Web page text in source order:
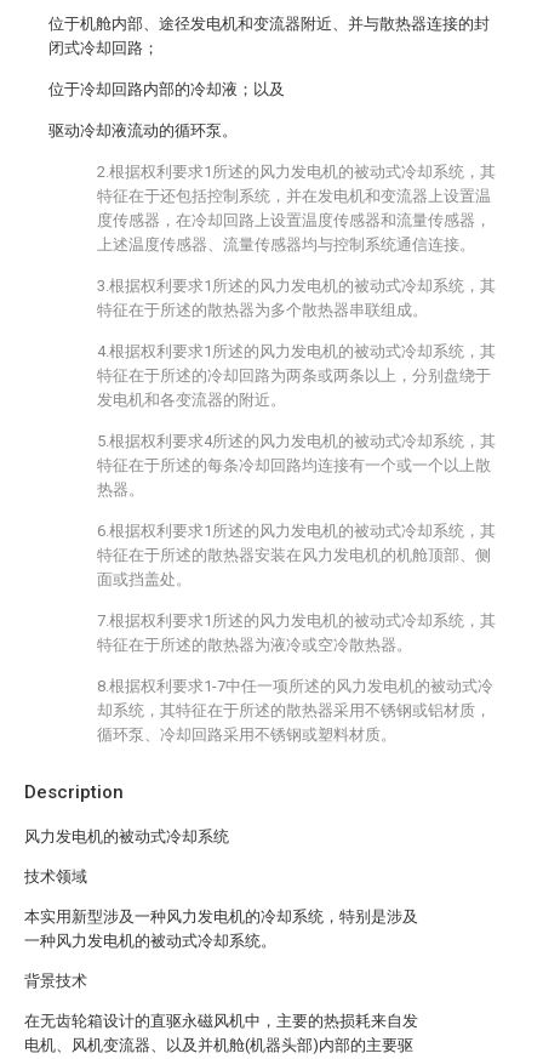
Description
风力发电机的被动式冷却系统
技术领域
本实用新型涉及一种风力发电机的冷却系统，特别是涉及
一种风力发电机的被动式冷却系统。
背景技术
在无齿轮箱设计的直驱永磁风机中，主要的热损耗来自发
电机、风机变流器、以及并机舱(机器头部)内部的主要驱
位于机舱内部、途径发电机和变流器附近、并与散热器连接的封
闭式冷却回路；
位于冷却回路内部的冷却液；以及
驱动冷却液流动的循环泵。
2.根据权利要求1所述的风力发电机的被动式冷却系统，其
特征在于还包括控制系统，并在发电机和变流器上设置温
度传感器，在冷却回路上设置温度传感器和流量传感器，
上述温度传感器、流量传感器均与控制系统通信连接。
3.根据权利要求1所述的风力发电机的被动式冷却系统，其
特征在于所述的散热器为多个散热器串联组成。
4.根据权利要求1所述的风力发电机的被动式冷却系统，其
特征在于所述的冷却回路为两条或两条以上，分别盘绕于
发电机和各变流器的附近。
5.根据权利要求4所述的风力发电机的被动式冷却系统，其
特征在于所述的每条冷却回路均连接有一个或一个以上散
热器。
6.根据权利要求1所述的风力发电机的被动式冷却系统，其
特征在于所述的散热器安装在风力发电机的机舱顶部、侧
面或挡盖处。
7.根据权利要求1所述的风力发电机的被动式冷却系统，其
特征在于所述的散热器为液冷或空冷散热器。
8.根据权利要求1-7中任一项所述的风力发电机的被动式冷
却系统，其特征在于所述的散热器采用不锈钢或铝材质，
循环泵、冷却回路采用不锈钢或塑料材质。